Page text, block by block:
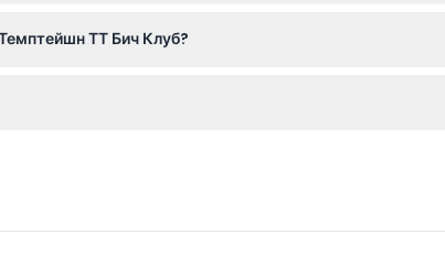
ТТ Бич Клуб?